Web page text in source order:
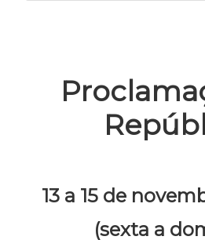
13 a 15 de
(sexta a